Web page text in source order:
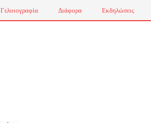
Γελοιογραφία Διάφορα Εκδηλώσεις